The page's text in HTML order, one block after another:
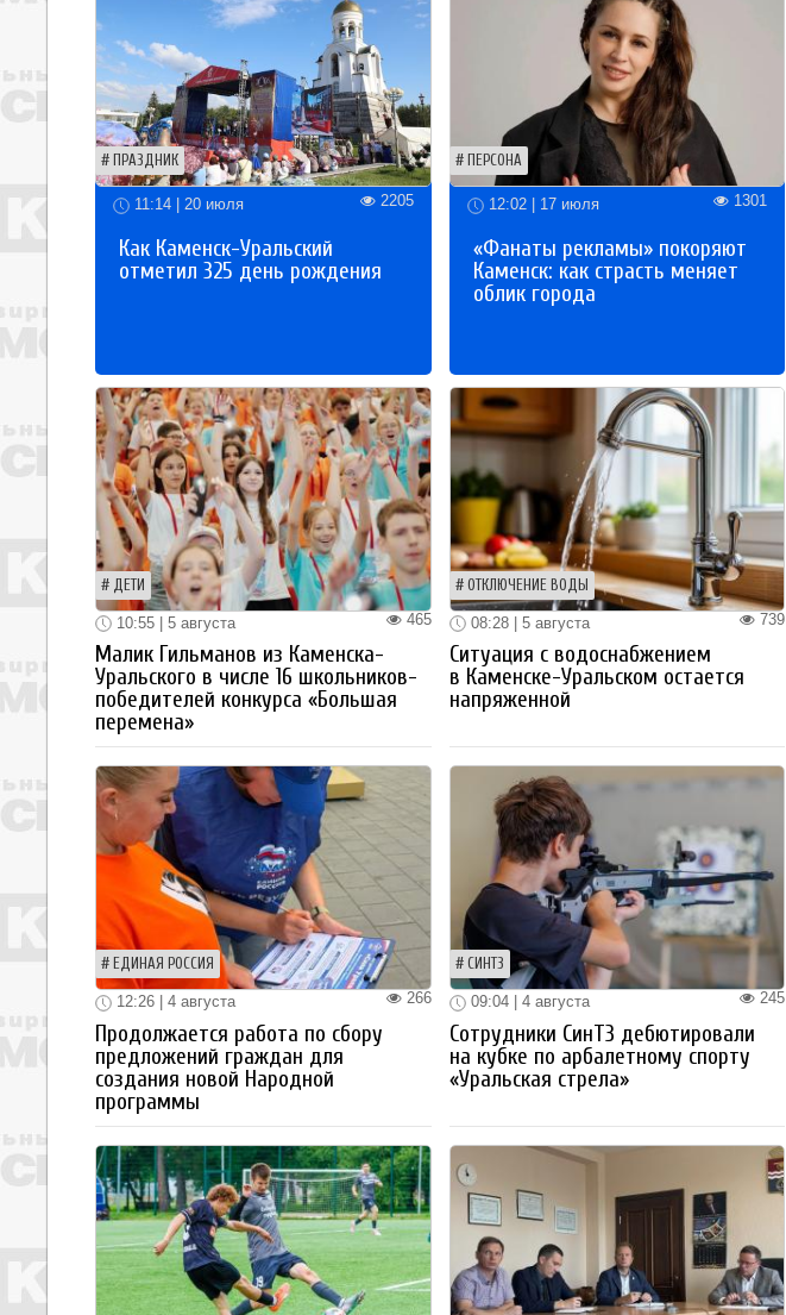
ПРАЗДНИК
11:14 | 20 июля 2205
Как Каменск-Уральский
отметил 325 день рождения
ПЕРСОНА
12:02 | 17 июля 1301
«Фанаты рекламы» покоряют
Каменск: как страсть меняет
облик города
ДЕТИ
465
10:55 | 5 августа
Малик Гильманов из Каменска-
Уральского в числе 16 школьников-
победителей конкурса «Большая
перемена»
ОТКЛЮЧЕНИЕ ВОДЫ
739
08:28 | 5 августа
Ситуация с водоснабжением
в Каменске-Уральском остается
напряженной
ЕДИНАЯ РОССИЯ
266
12:26 | 4 августа
Продолжается работа по сбору
предложений граждан для
создания новой Народной
программы
СИНТЗ
245
09:04 | 4 августа
Сотрудники СинТЗ дебютировали
на кубке по арбалетному спорту
«Уральская стрела»